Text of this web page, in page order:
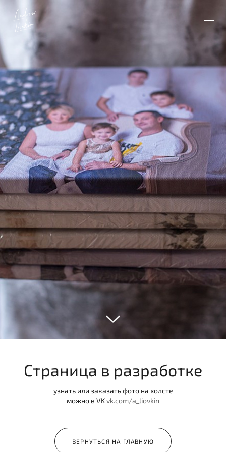
Страница в разработке
узнать или заказать фото на холсте
можно в VKvk.com/a_liovkin
ВЕРНУТЬСЯ НА ГЛАВНУЮ